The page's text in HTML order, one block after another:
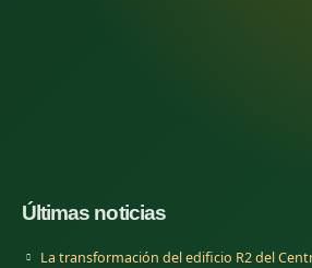
Últimas noticias
La transformación del edificio R2 del